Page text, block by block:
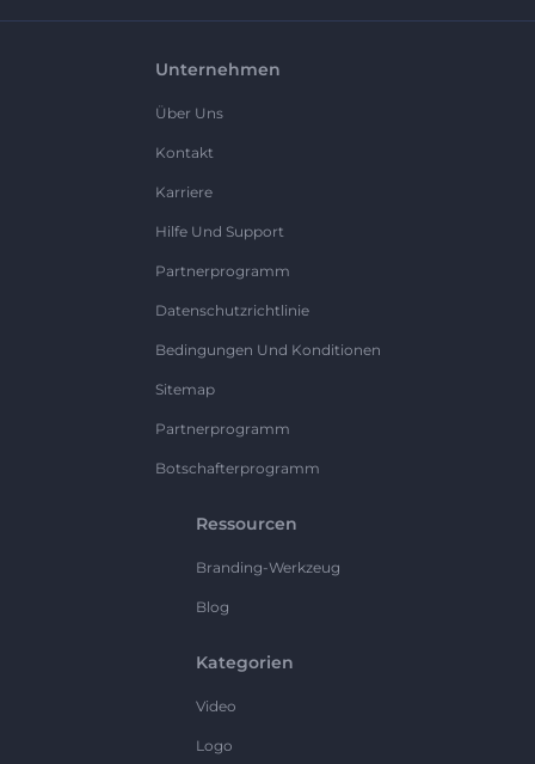
Unternehmen
Über Uns
Kontakt
Karriere
Hilfe Und Support
Partnerprogramm
Datenschutzrichtlinie
Bedingungen Und Konditionen
Sitemap
Partnerprogramm
Botschafterprogramm
Ressourcen
Branding-Werkzeug
Blog
Kategorien
Video
Logo